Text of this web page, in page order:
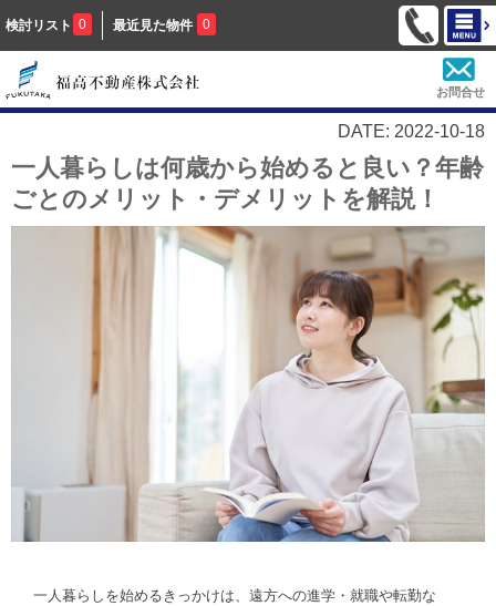
検討リスト 0 最近見た物件 0
お問合せ
DATE: 2022-10-18
一人暮らしは何歳から始めると良い？年齢
ごとのメリット・デメリットを解説！
一人暮らしを始めるきっかけは、遠方への進学・就職や転勤な